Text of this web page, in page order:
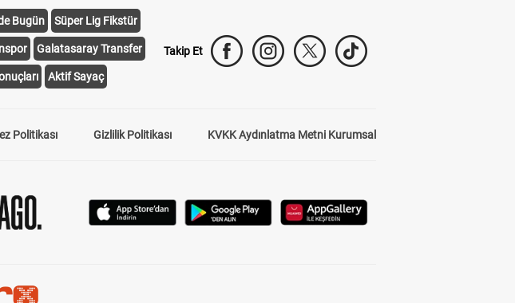
Bugün Süper Lig Fikstür
Galatasaray Transfer
Aktif Sayaç
Takip Et
Politikası Gizlilik Politikası KVKK Aydınlatma Metni Kurumsal